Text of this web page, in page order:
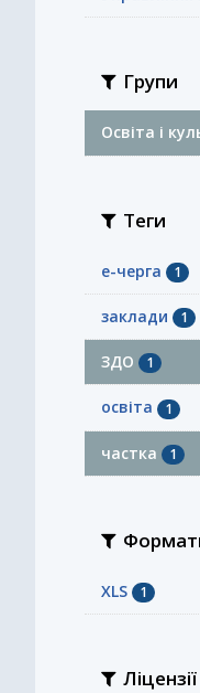
Групи
Освіта і
Теги
е-черга 1
заклади 1
ЗДО 1
освіта 1
частка 1
XLS 1
Ліцензії